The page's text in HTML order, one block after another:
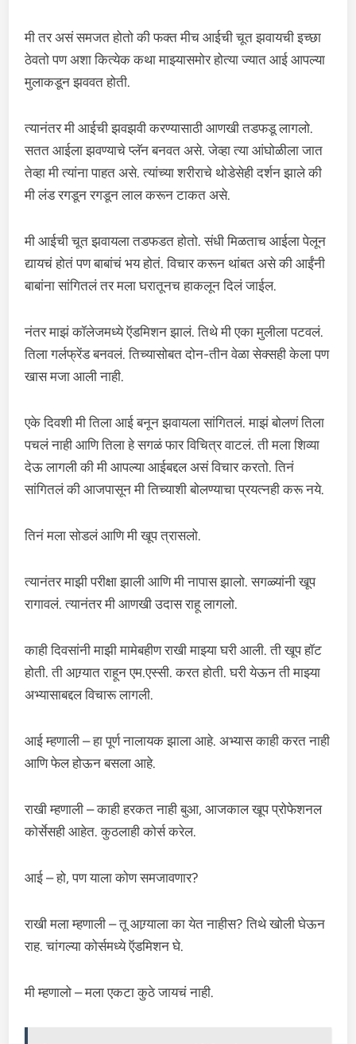
मी तर असं समजत होतो की फक्त मीच आईची चूत झवायची इच्छा
ठेवतो पण अशा कित्येक कथा माझ्यासमोर होत्या ज्यात आई आपल्या
मुलाकडून झववत होती.
त्यानंतर मी आईची झवझवी करण्यासाठी आणखी तडफडू लागलो.
सतत आईला झवण्याचे प्लॅन बनवत असे. जेव्हा त्या आंघोळीला जात
तेव्हा मी त्यांना पाहत असे. त्यांच्या शरीराचे थोडेसेही दर्शन झाले की
मी लंड रगडून रगडून लाल करून टाकत असे.
मी आईची चूत झवायला तडफडत होतो. संधी मिळताच आईला पेलून
द्यायचं होतं पण बाबांचं भय होतं. विचार करून थांबत असे की आईंनी
बाबांना सांगितलं तर मला घरातूनच हाकलून दिलं जाईल.
नंतर माझं कॉलेजमध्ये ऍडमिशन झालं. तिथे मी एका मुलीला पटवलं.
तिला गर्लफ्रेंड बनवलं. तिच्यासोबत दोन-तीन वेळा सेक्सही केला पण
खास मजा आली नाही.
एके दिवशी मी तिला आई बनून झवायला सांगितलं. माझं बोलणं तिला
पचलं नाही आणि तिला हे सगळं फार विचित्र वाटलं. ती मला शिव्या
देऊ लागली की मी आपल्या आईबद्दल असं विचार करतो. तिनं
सांगितलं की आजपासून मी तिच्याशी बोलण्याचा प्रयत्नही करू नये.
तिनं मला सोडलं आणि मी खूप त्रासलो.
त्यानंतर माझी परीक्षा झाली आणि मी नापास झालो. सगळ्यांनी खूप
रागावलं. त्यानंतर मी आणखी उदास राहू लागलो.
काही दिवसांनी माझी मामेबहीण राखी माझ्या घरी आली. ती खूप हॉट
होती. ती आग्र्यात राहून एम.एस्सी. करत होती. घरी येऊन ती माझ्या
अभ्यासाबद्दल विचारू लागली.
आई म्हणाली – हा पूर्ण नालायक झाला आहे. अभ्यास काही करत नाही
आणि फेल होऊन बसला आहे.
राखी म्हणाली – काही हरकत नाही बुआ, आजकाल खूप प्रोफेशनल
कोर्सेसही आहेत. कुठलाही कोर्स करेल.
आई – हो, पण याला कोण समजावणार?
राखी मला म्हणाली – तू आग्र्याला का येत नाहीस? तिथे खोली घेऊन
राह. चांगल्या कोर्समध्ये ऍडमिशन घे.
मी म्हणालो – मला एकटा कुठे जायचं नाही.